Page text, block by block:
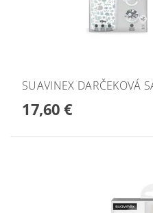
SUAVINEX DARČEKOVÁ
17,60 €